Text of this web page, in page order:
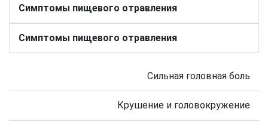
Симптомы пищевого отравления
Симптомы пищевого отравления
Сильная головная боль
Крушение и головокружение